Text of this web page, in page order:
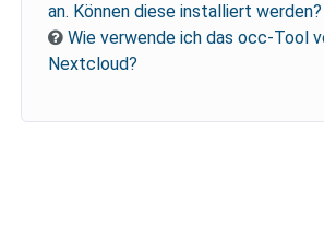
an. Können diese installiert werden?
Wie verwende ich das occ-Tool
Nextcloud?